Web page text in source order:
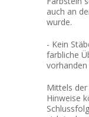
auch an
wurde.
- Kein
farbliche
vorhanden
Mittels der
Hinweise